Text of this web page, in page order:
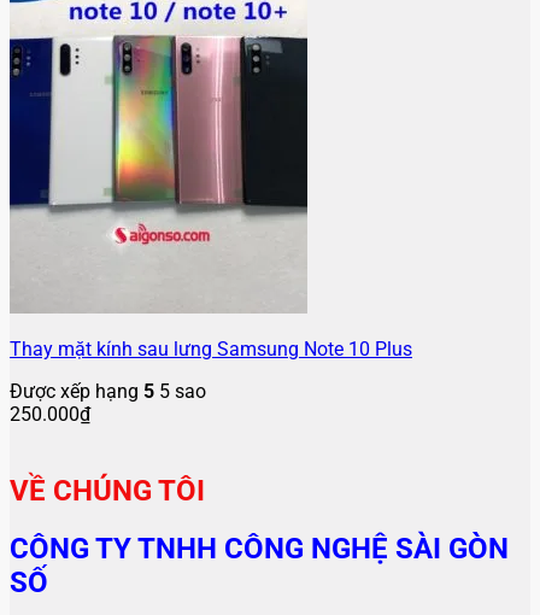
Thay mặt kính sau lưng Samsung Note 10 Plus
Được xếp hạng 5 5 sao
250.000₫
VỀ CHÚNG TÔI
CÔNG TY TNHH CÔNG NGHỆ SÀI GÒN
SỐ